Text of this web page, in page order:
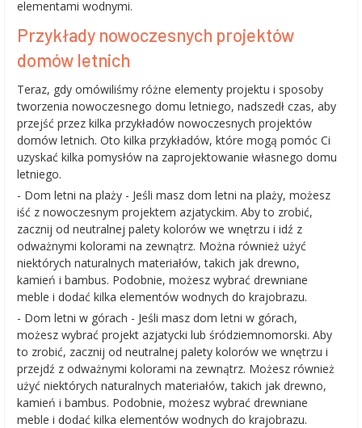
elementami wodnymi.
Przykłady nowoczesnych projektów
domów letnich
Teraz, gdy omówiliśmy różne elementy projektu i sposoby
tworzenia nowoczesnego domu letniego, nadszedł czas, aby
przejść przez kilka przykładów nowoczesnych projektów
domów letnich. Oto kilka przykładów, które mogą pomóc Ci
uzyskać kilka pomysłów na zaprojektowanie własnego domu
letniego.
- Dom letni na plaży - Jeśli masz dom letni na plaży, możesz
iść z nowoczesnym projektem azjatyckim. Aby to zrobić,
zacznij od neutralnej palety kolorów we wnętrzu i idź z
odważnymi kolorami na zewnątrz. Można również użyć
niektórych naturalnych materiałów, takich jak drewno,
kamień i bambus. Podobnie, możesz wybrać drewniane
meble i dodać kilka elementów wodnych do krajobrazu.
- Dom letni w górach - Jeśli masz dom letni w górach,
możesz wybrać projekt azjatycki lub śródziemnomorski. Aby
to zrobić, zacznij od neutralnej palety kolorów we wnętrzu i
przejdź z odważnymi kolorami na zewnątrz. Możesz również
użyć niektórych naturalnych materiałów, takich jak drewno,
kamień i bambus. Podobnie, możesz wybrać drewniane
meble i dodać kilka elementów wodnych do krajobrazu.